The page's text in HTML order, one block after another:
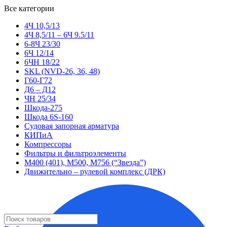
Все категории
4Ч 10,5/13
4Ч 8,5/11 – 6Ч 9.5/11
6-8Ч 23/30
6Ч 12/14
6ЧН 18/22
SKL (NVD-26, 36, 48)
Г60-Г72
Д6 – Д12
ЧН 25/34
Шкода-275
Шкода 6S-160
Судовая запорная арматура
КИПиА
Компрессоры
Фильтры и фильтроэлементы
М400 (401), М500, М756 (“Звезда”)
Движительно – рулевой комплекс (ДРК)